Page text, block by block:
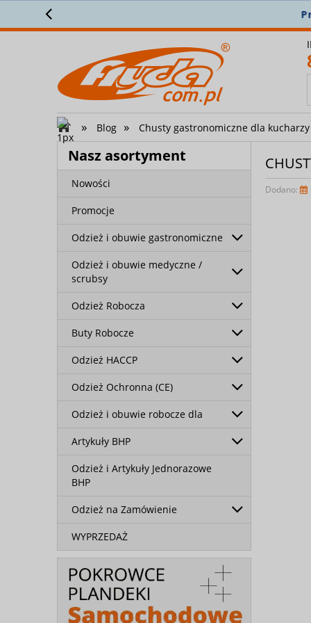
» Blog » Chusty gastronomiczne dla
Nasz asortyment
Nowości
Promocje
Odzież i obuwie gastronomiczne
Odzież i obuwie medyczne /
scrubsy
Odzież Robocza
Buty Robocze
Odzież HACCP
Odzież Ochronna (CE)
Odzież i obuwie robocze dla
Artykuły BHP
Odzież i Artykuły Jednorazowe
BHP
Odzież na Zamówienie
WYPRZEDAŻ
Dodano: